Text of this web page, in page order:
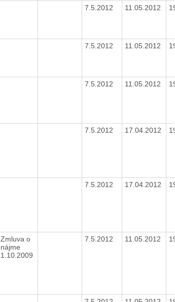
7.5.2012 11.05.2012
7.5.2012 11.05.2012
7.5.2012 11.05.2012
7.5.2012 17.04.2012
7.5.2012 17.04.2012
Zmluva o
nájme
1.10.2009
7.5.2012 11.05.2012